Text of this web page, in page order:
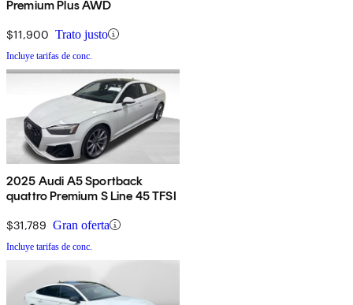
Premium Plus AWD
$11,900 Trato justo
Incluye tarifas de conc.
2025 Audi A5 Sportback
quattro Premium S Line 45 TFSI
$31,789 Gran oferta
Incluye tarifas de conc.